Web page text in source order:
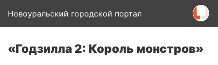
Новоуральский городской портал
«Годзилла 2: Король монстров»